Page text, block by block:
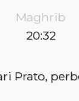
Maghrib
20:32
Prato,